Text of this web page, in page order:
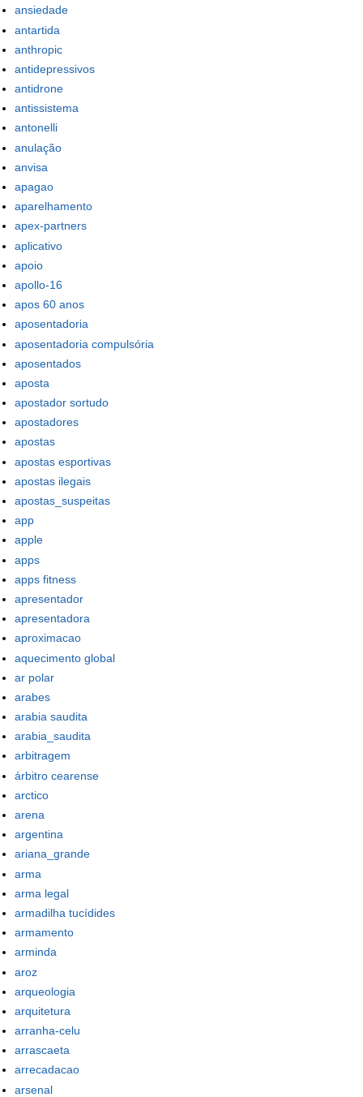
ansiedade
antartida
anthropic
antidepressivos
antidrone
antissistema
antonelli
anulação
anvisa
apagao
aparelhamento
apex-partners
aplicativo
apoio
apollo-16
apos 60 anos
aposentadoria
aposentadoria compulsória
aposentados
aposta
apostador sortudo
apostadores
apostas
apostas esportivas
apostas ilegais
apostas_suspeitas
app
apple
apps
apps fitness
apresentador
apresentadora
aproximacao
aquecimento global
ar polar
arabes
arabia saudita
arabia_saudita
arbitragem
árbitro cearense
arctico
arena
argentina
ariana_grande
arma
arma legal
armadilha tucídides
armamento
arminda
aroz
arqueologia
arquitetura
arranha-celu
arrascaeta
arrecadacao
arsenal